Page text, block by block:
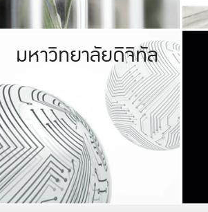
มหาวิทยาลัยรับผิดชอบต่อสัง
ร่วมมือกับชุมชน เพื่อความกิน
และความสุขอย่าง
มองปัญหาในภาพ
แก้ไขจากปัญหาจุด
มหาวิทยาลัยดิจิทัล